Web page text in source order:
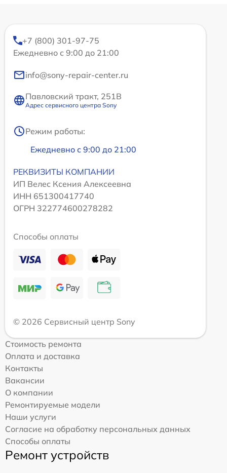
+7 (800) 301-97-75
Ежедневно с 9:00 до 21:00
info@sony-repair-center.ru
Павловский тракт, 251В
Адрес сервисного центра Sony
Режим работы:
Ежедневно с 9:00 до 21:00
РЕКВИЗИТЫ КОМПАНИИ
ИП Велес Ксения Алексеевна
ИНН 651300417740
ОГРН 322774600278282
Способы оплаты
© 2026 Сервисный центр Sony
Стоимость ремонта
Оплата и доставка
Контакты
Вакансии
О компании
Ремонтируемые модели
Наши услуги
Согласие на обработку персональных данных
Способы оплаты
Ремонт устройств